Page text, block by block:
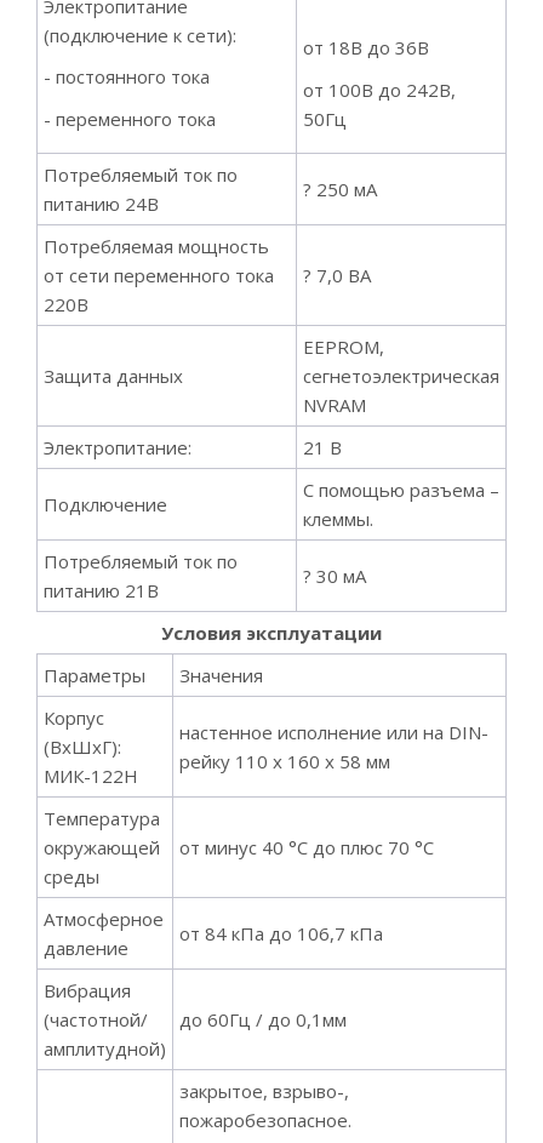
Электропитание
(подключение к сети):
- постоянного тока
- переменного тока
от 18В до 36В
от 100В до 242В,
50Гц
Потребляемый ток по
питанию 24В
? 250 мА
Потребляемая мощность
от сети переменного тока
220В
? 7,0 ВА
Защита данных
EEPROM,
сегнетоэлектрическая
NVRAM
Электропитание:
21 В
Подключение
С помощью разъема –
клеммы.
Потребляемый ток по
питанию 21В
? 30 мА
Условия эксплуатации
Параметры
Значения
Корпус
(ВхШхГ):
МИК-122Н
настенное исполнение или на DIN-
рейку 110 х 160 х 58 мм
Температура
окружающей
среды
от минус 40 °С до плюс 70 °С
Атмосферное
давление
от 84 кПа до 106,7 кПа
Вибрация
(частотной/
амплитудной)
до 60Гц / до 0,1мм
закрытое, взрыво-,
пожаробезопасное.